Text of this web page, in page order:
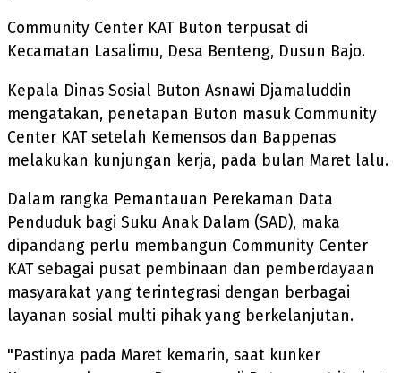
Community Center KAT Buton terpusat di
Kecamatan Lasalimu, Desa Benteng, Dusun Bajo.
Kepala Dinas Sosial Buton Asnawi Djamaluddin
mengatakan, penetapan Buton masuk Community
Center KAT setelah Kemensos dan Bappenas
melakukan kunjungan kerja, pada bulan Maret lalu.
Dalam rangka Pemantauan Perekaman Data
Penduduk bagi Suku Anak Dalam (SAD), maka
dipandang perlu membangun Community Center
KAT sebagai pusat pembinaan dan pemberdayaan
masyarakat yang terintegrasi dengan berbagai
layanan sosial multi pihak yang berkelanjutan.
"Pastinya pada Maret kemarin, saat kunker